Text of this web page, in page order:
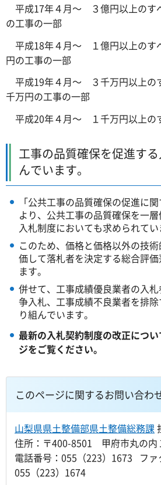
平成17年４月～ ３億円以上のす
の工事の一部
平成18年４月～ １億円以上のす
円の工事の一部
平成19年４月～ ３千万円以上の
千万円の工事の一部
平成20年４月～ １千万円以上の
工事の品質確保を促進す
んでいます。
「公共工事の品質確保の促進に
より、公共工事の品質確保を一
入札制度においても求められてい
このため、価格と価格以外の技
価して落札者を決定する総合評
ます。
併せて、工事成績優良業者の入
争入札、工事成績不良業者を排
り組んでいます。
最新の入札契約制度の改正につい
ジをご覧ください。
このページに関するお問い合わ
山梨県県土整備部県土整備総務課
住所：〒400-8501 甲府市丸の内
電話番号：055（223）1673 ファ
055（223）1674